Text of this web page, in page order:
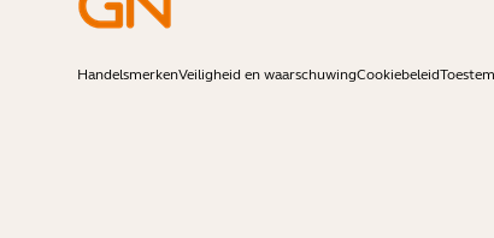
HandelsmerkenVeiligheid en waarschuwingCookiebeleid